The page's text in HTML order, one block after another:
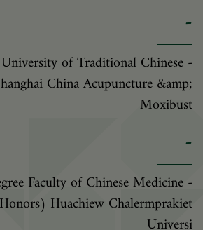
-
University of Traditional Chinese
China Acupuncture &amp;
Moxibust
-
Faculty of Chinese Medicine
Huachiew Chalermprakiet